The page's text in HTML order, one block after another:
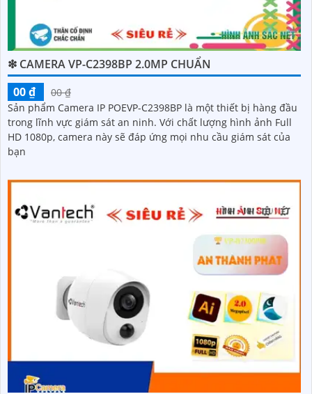
❇ CAMERA VP-C2398BP 2.0MP CHUẨN
00 ₫
00 ₫
Sản phẩm Camera IP POEVP-C2398BP là một thiết bị hàng đầu
trong lĩnh vực giám sát an ninh. Với chất lượng hình ảnh Full
HD 1080p, camera này sẽ đáp ứng mọi nhu cầu giám sát của
bạn